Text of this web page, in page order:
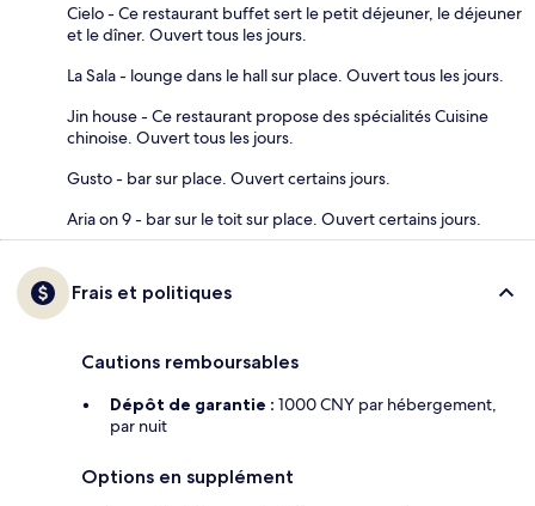
Cielo - Ce restaurant buffet sert le petit déjeuner, le déjeuner
et le dîner. Ouvert tous les jours.
La Sala - lounge dans le hall sur place. Ouvert tous les jours.
Jin house - Ce restaurant propose des spécialités Cuisine
chinoise. Ouvert tous les jours.
Gusto - bar sur place. Ouvert certains jours.
Aria on 9 - bar sur le toit sur place. Ouvert certains jours.
Frais et politiques
Cautions remboursables
Dépôt de garantie : 1000 CNY par hébergement,
par nuit
Options en supplément